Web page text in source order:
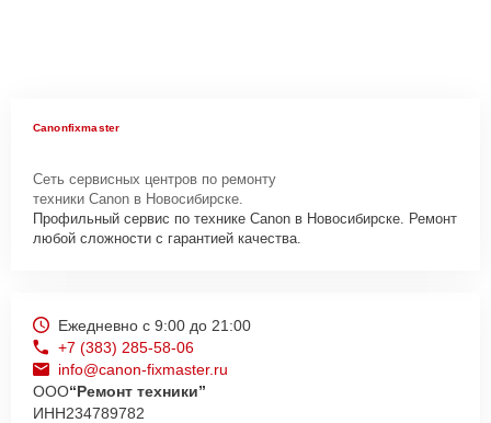
Canonfixmaster
Сеть сервисных центров по ремонту
техники Canon в Новосибирске.
Профильный сервис по технике Canon в Новосибирске. Ремонт
любой сложности с гарантией качества.
Ежедневно с 9:00 до 21:00
+7 (383) 285-58-06
info@canon-fixmaster.ru
ООО“Ремонт техники”
ИНН234789782